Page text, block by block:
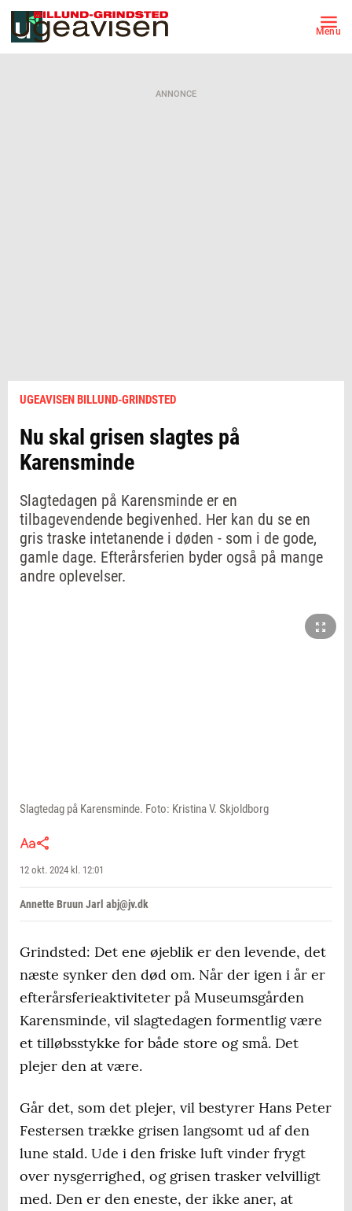
Menu
ANNONCE
UGEAVISEN BILLUND-GRINDSTED
Nu skal grisen slagtes på
Karensminde
Slagtedagen på Karensminde er en
tilbagevendende begivenhed. Her kan du se en
gris traske intetanende i døden - som i de gode,
gamle dage. Efterårsferien byder også på mange
andre oplevelser.
Slagtedag på Karensminde. Foto: Kristina V. Skjoldborg
12 okt. 2024 kl. 12:01
Annette Bruun Jarl abj@jv.dk
Grindsted: Det ene øjeblik er den levende, det
næste synker den død om. Når der igen i år er
efterårsferieaktiviteter på Museumsgården
Karensminde, vil slagtedagen formentlig være
et tilløbsstykke for både store og små. Det
plejer den at være.
Går det, som det plejer, vil bestyrer Hans Peter
Festersen trække grisen langsomt ud af den
lune stald. Ude i den friske luft vinder frygt
over nysgerrighed, og grisen trasker velvilligt
med. Den er den eneste, der ikke aner, at